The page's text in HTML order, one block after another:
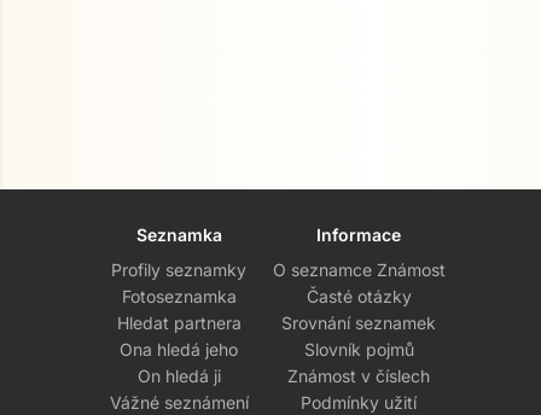
Seznamka
Profily seznamky
Fotoseznamka
Hledat partnera
Ona hledá jeho
On hledá ji
Vážné seznámení
Informace
O seznamce Známost
Časté otázky
Srovnání seznamek
Slovník pojmů
Známost v číslech
Podmínky užití